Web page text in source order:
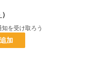
）
を受け取ろう
加